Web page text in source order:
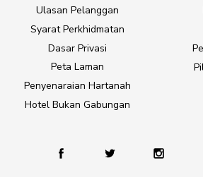
Ulasan Pelanggan
Syarat Perkhidmatan
Dasar Privasi
Peta Laman
Penyenaraian Hartanah
Hotel Bukan Gabungan